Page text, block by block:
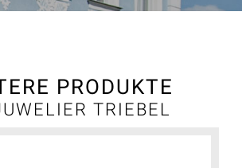
PRODUKTE
TRIEBEL